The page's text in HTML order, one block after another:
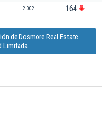
2.002 164
de Dosmore Real Estate
Limitada.